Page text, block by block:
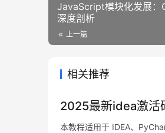
JavaScript模块化发展
深度剖析
上一篇
相关推荐
2025最新idea激活
本教程适用于 IDEA、